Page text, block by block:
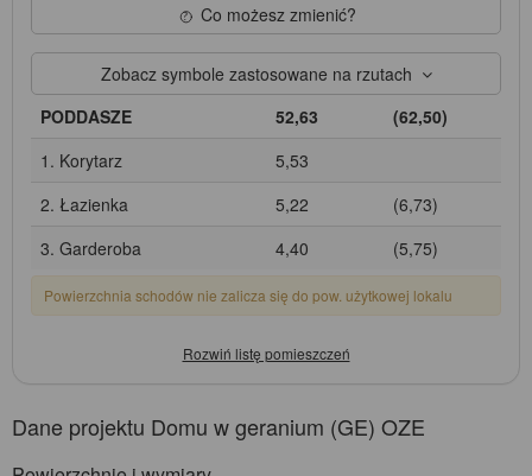
Co możesz zmienić?
Zobacz symbole zastosowane na rzutach
PODDASZE
52,63
(62,50)
1. Korytarz
5,53
2. Łazienka
5,22
(6,73)
3. Garderoba
4,40 (5,75)
Powierzchnia schodów nie zalicza się do pow. użytkowej lokalu
Dane projektu Domu w geranium (GE) OZE